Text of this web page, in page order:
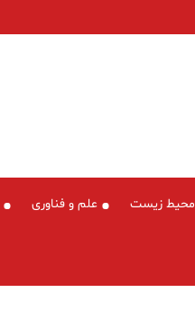
محیط زیست علم و فناوری